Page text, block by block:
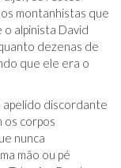
montanhistas que
o alpinista David
dezenas de
que ele era o
apelido discordante
os corpos
nunca
mão ou pé